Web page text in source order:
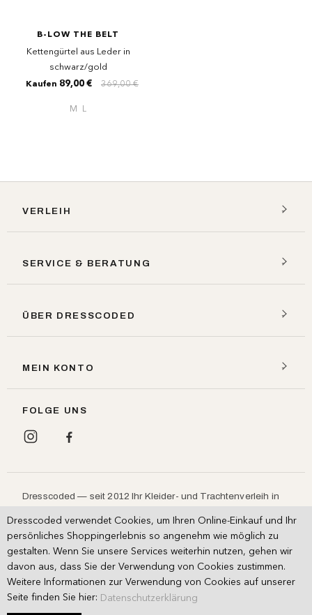
B-LOW THE BELT
Kettengürtel aus Leder in
schwarz/gold
369,00 €
Kaufen 89,00 €
M L
VERLEIH
SERVICE & BERATUNG
ÜBER DRESSCODED
MEIN KONTO
FOLGE UNS
Dresscoded — seit 2012 Ihr Kleider- und Trachtenverleih in
Ball
Persönliche Beratung im Showroom.
Dresscoded verwendet Cookies, um Ihren Online-Einkauf und Ihr
persönliches Shoppingerlebnis so angenehm wie möglich zu
gestalten. Wenn Sie unsere Services weiterhin nutzen, gehen wir
davon aus, dass Sie der Verwendung von Cookies zustimmen.
Weitere Informationen zur Verwendung von Cookies auf unserer
Seite finden Sie hier: Datenschutzerklärung
· Impressum